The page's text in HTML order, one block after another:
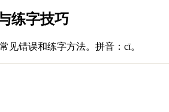
练字技巧
见错误和练字方法。拼音：cī。